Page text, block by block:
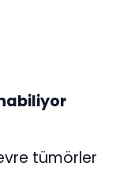
tümörler